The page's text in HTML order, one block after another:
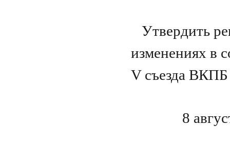
Утвердить
изменениях в
V съезда ВКПБ
8